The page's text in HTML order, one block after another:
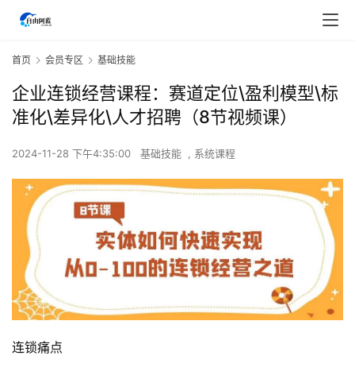
首页 会员专区 基础技能
企业连锁经营课程：赛道定位\盈利模型\标
准化\差异化\人才招聘（8节视频课）
2024-11-28 下午4:35:00 基础技能 , 系统课程
连锁痛点